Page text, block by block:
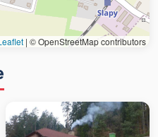
| © OpenStreetMap contributors